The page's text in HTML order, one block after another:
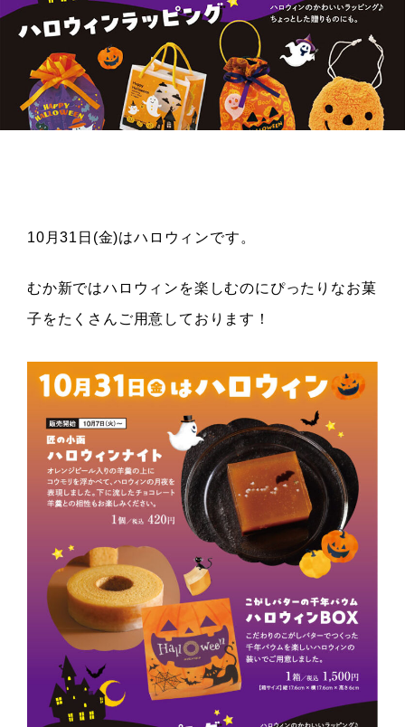
10月31日(金)はハロウィンです。
むか新ではハロウィンを楽しむのにぴったりなお菓
子をたくさんご用意しております！